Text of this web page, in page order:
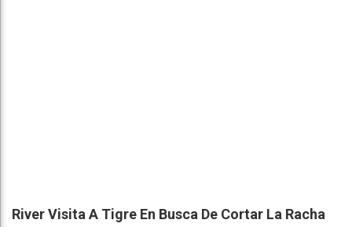
River Visita A Tigre En Busca De Cortar La Racha